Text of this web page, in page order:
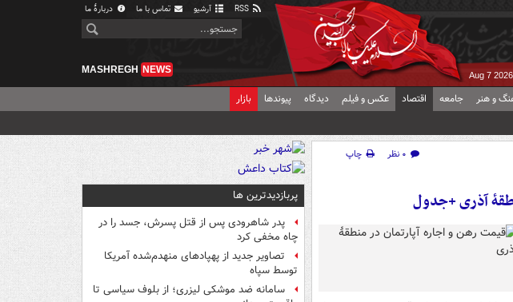
آرشیو تماس با ما دربارهٔ ما
Aug 7 2026
MASHREGH NEWS
و هنر جامعه اقتصاد عکس و فیلم دیدگاه پیوندها بازار
۰ نظر
چاپ
آذری +جدول پربازدیدترین ها
پدر شاهرودی پس از قتل پسرش، جسد را در
چاه مخفی کرد
تصاویر جدید از پهپادهای منهدم‌شده آمریکا
توسط سپاه
سامانه ضد موشکی لیزری؛ از بلوف سیاسی تا